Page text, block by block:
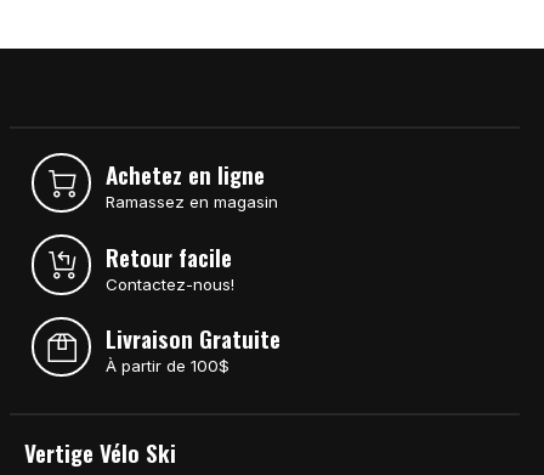
Achetez en ligne
Ramassez en magasin
Retour facile
Contactez-nous!
Livraison Gratuite
À partir de 100$
Vertige Vélo Ski